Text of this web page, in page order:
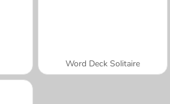
Word Deck Solitaire